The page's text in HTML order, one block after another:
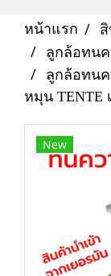
หน้าแรก
ลูกล้อทน
ลูกล้อทนค
หมุน TENTE
New